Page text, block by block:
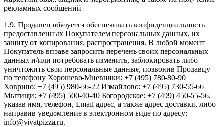
рекламных сообщений.
1.9. Продавец обязуется обеспечивать конфиденциальность
предоставленных Покупателем персональных данных, их
защиту от копирования, распространения. В любой момент
Покупатель вправе запросить перечень своих персональных
данных и/или потребовать изменить, заблокировать либо
уничтожить свои персональные данные, позвонив Продавцу
по телефону Хорошево-Мневники: +7 (495) 780-80-90
Ховрино: +7 (495) 980-66-22 Измайлово: +7 (495) 730-55-66
Мытищи: +7 (495) 500-40-40 Богородское: +7 (499) 450-55-56,
указав имя, телефон, Email адрес, а также адрес доставки, либо
направив уведомление в электронном виде по адресу:
info@vivatpizza.ru.